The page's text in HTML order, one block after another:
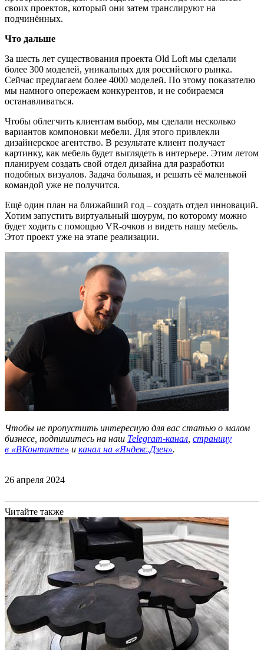
своих проектов, который они затем транслируют на
подчинённых.
Что дальше
За шесть лет существования проекта Old Loft мы сделали
более 300 моделей, уникальных для российского рынка.
Сейчас предлагаем более 4000 моделей. По этому показателю
мы намного опережаем конкурентов, и не собираемся
останавливаться.
Чтобы облегчить клиентам выбор, мы сделали несколько
вариантов компоновки мебели. Для этого привлекли
дизайнерское агентство. В результате клиент получает
картинку, как мебель будет выглядеть в интерьере. Этим летом
планируем создать свой отдел дизайна для разработки
подобных визуалов. Задача большая, и решать её маленькой
командой уже не получится.
Ещё один план на ближайший год – создать отдел инноваций.
Хотим запустить виртуальный шоурум, по которому можно
будет ходить с помощью VR-очков и видеть нашу мебель.
Этот проект уже на этапе реализации.
Чтобы не пропустить интересную для вас статью о малом
бизнесе, подпишитесь на наш Telegram-канал страницу
в «ВКонтакте» и канал на «Яндекс.Дзен».
26 апреля 2024
Читайте также